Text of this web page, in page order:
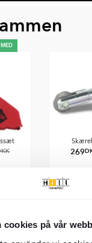
cookies på vår
269